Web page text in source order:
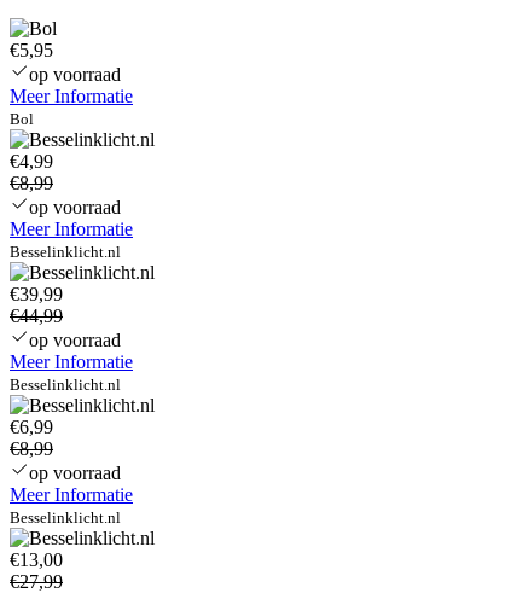
€5,95
op voorraad
Meer Informatie
Bol
€4,99
€8,99
op voorraad
Meer Informatie
Besselinklicht.nl
€39,99
€44,99
op voorraad
Meer Informatie
Besselinklicht.nl
€6,99
€8,99
op voorraad
Meer Informatie
Besselinklicht.nl
€13,00
€27,99